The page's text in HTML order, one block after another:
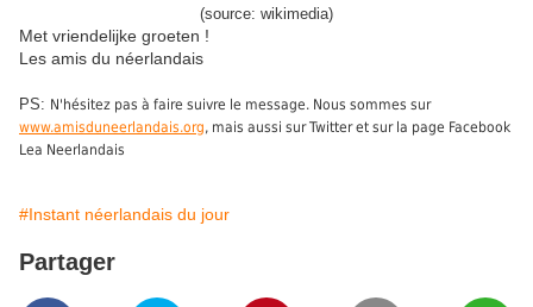
(source: wikimedia)
Met vriendelijke groeten !
Les amis du néerlandais
PS: N'hésitez pas à faire suivre le message. Nous sommes sur
www.amisduneerlandais.org, mais aussi sur Twitter et sur la page Facebook
Lea Neerlandais
#Instant néerlandais du jour
Partager